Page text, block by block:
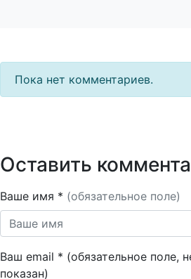
Пока нет комментариев.
Оставить
Ваше имя * (обязательное поле)
Ваш email * (обязательное поле,
показан)